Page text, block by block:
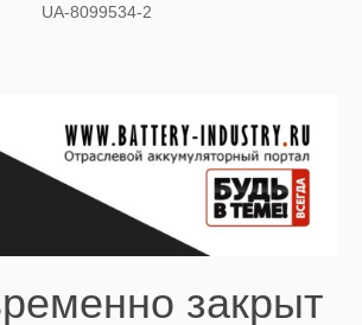
UA-8099534-2
закрыт